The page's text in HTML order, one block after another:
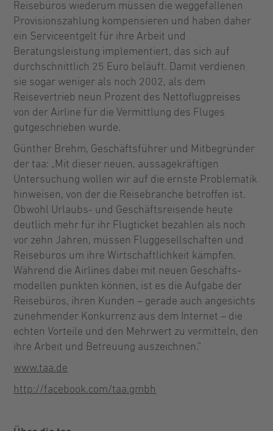
Reisebüros wiederum müssen die weggefallenen
Provisionszahlung kompensieren und haben daher
ein Serviceentgelt für ihre Arbeit und
Beratungsleistung implementiert, das sich auf
durchschnittlich 25 Euro beläuft. Damit verdienen
sie sogar weniger als noch 2002, als dem
Reisevertrieb neun Prozent des Nettoflugpreises
von der Airline für die Vermittlung des Fluges
gutgeschrieben wurde.
Günther Brehm, Geschäftsführer und Mitbegründer
der taa: „Mit dieser neuen, aussage­kräftigen
Untersuchung wollen wir auf die ernste Problematik
hinweisen, von der die Reise­branche betroffen ist.
Obwohl Urlaubs- und Geschäftsreisende heute
deutlich mehr für ihr Flugticket bezahlen als noch
vor zehn Jahren, müssen Fluggesellschaften und
Reisebüros um ihre Wirtschaftlichkeit kämpfen.
Während die Airlines dabei mit neuen Geschäfts­
modellen punkten können, ist es die Aufgabe der
Reisebüros, ihren Kunden – gerade auch angesichts
zunehmender Konkurrenz aus dem Internet – die
echten Vorteile und den Mehrwert zu vermitteln, den
ihre Arbeit und Betreuung auszeichnen.“
www.taa.de
http://facebook.com/taa.gmbh